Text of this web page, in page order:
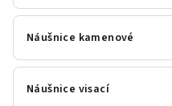
Náušnice kamenové
Náušnice visací